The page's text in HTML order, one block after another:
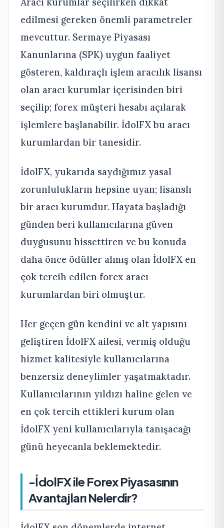
edilmesi gereken önemli parametreler
mevcuttur. Sermaye Piyasası
Kanunlarına (SPK) uygun faaliyet
gösteren, kaldıraçlı işlem aracılık lisansı
olan aracı kurumlar içerisinden biri
seçilip; forex müşteri hesabı açılarak
işlemlere başlanabilir. İdolFX bu aracı
kurumlardan bir tanesidir.
İdolFX, yukarıda saydığımız yasal
zorunlulukların hepsine uyan; lisanslı
bir aracı kurumdur. Hayata başladığı
günden beri kullanıcılarına güven
duygusunu hissettiren ve bu konuda
daha önce ödüller almış olan İdolFX en
çok tercih edilen forex aracı
kurumlardan biri olmuştur.
Her geçen gün kendini ve alt yapısını
geliştiren İdolFX ailesi, vermiş olduğu
hizmet kalitesiyle kullanıcılarına
benzersiz deneylimler yaşatmaktadır.
Kullanıcılarının yıldızı haline gelen ve
en çok tercih ettikleri kurum olan
İdolFX yeni kullanıcılarıyla tanışacağı
günü heyecanla beklemektedir.
-İdolFX ile Forex Piyasasının
Avantajları Nelerdir?